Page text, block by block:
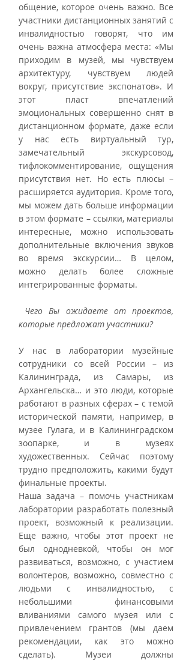
общение, которое очень важно. Все
участники дистанционных занятий с
инвалидностью говорят, что им
очень важна атмосфера места: «Мы
приходим в музей, мы чувствуем
архитектуру, чувствуем людей
вокруг, присутствие экспонатов». И
этот пласт впечатлений
эмоциональных совершенно снят в
дистанционном формате, даже если
у нас есть виртуальный тур,
замечательный экскурсовод,
тифлокомментирование, ощущения
присутствия нет. Но есть плюсы –
расширяется аудитория. Кроме того,
мы можем дать больше информации
в этом формате – ссылки, материалы
интересные, можно использовать
дополнительные включения звуков
во время экскурсии… В целом,
можно делать более сложные
интегрированные форматы.
Чего Вы ожидаете от проектов,
которые предложат участники?
У нас в лаборатории музейные
сотрудники со всей России – из
Калининграда, из Самары, из
Архангельска… и это люди, которые
работают в разных сферах – с темой
исторической памяти, например, в
музее Гулага, и в Калининградском
зоопарке, и в музеях
художественных. Сейчас поэтому
трудно предположить, какими будут
финальные проекты.
Наша задача – помочь участникам
лаборатории разработать полезный
проект, возможный к реализации.
Еще важно, чтобы этот проект не
был однодневкой, чтобы он мог
развиваться, возможно, с участием
волонтеров, возможно, совместно с
людьми с инвалидностью, с
небольшими финансовыми
вливаниями самого музея или с
привлечением грантов (мы даем
рекомендации, как это можно
сделать). Музеи должны